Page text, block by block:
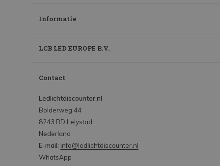
Informatie
LCB LED EUROPE B.V.
Contact
Ledlichtdiscounter.nl
Bolderweg 44
8243 RD Lelystad
Nederland
E-mail: info@ledlichtdiscounter.nl
WhatsApp